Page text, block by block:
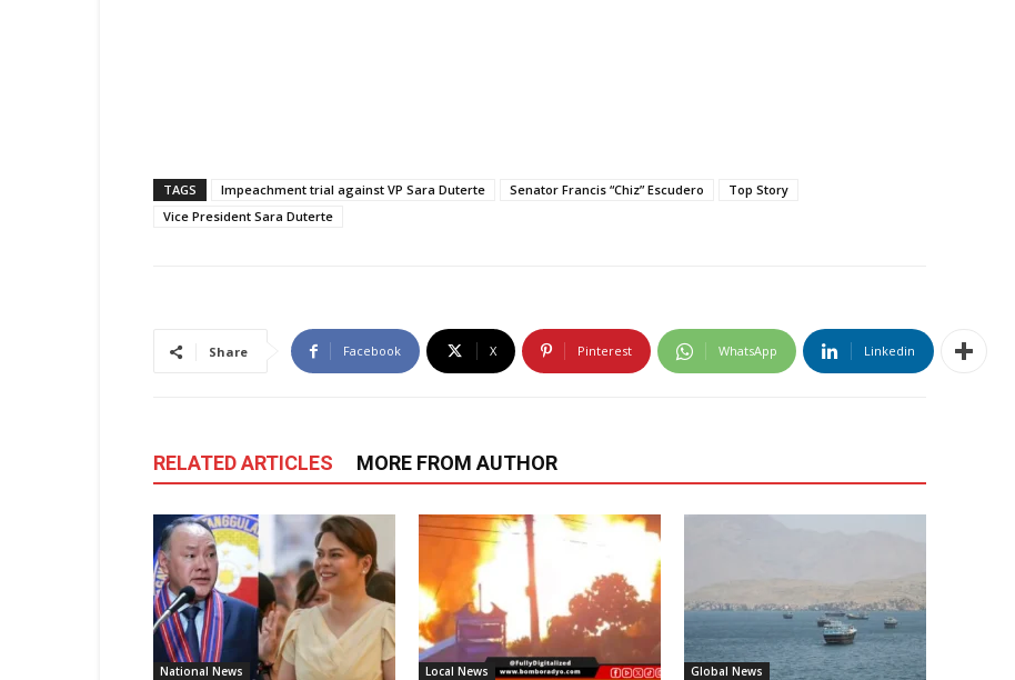
TAGS Impeachment trial against VP Sara Duterte Senator Francis “Chiz” Escudero
Top Story
Vice President Sara Duterte
Share Facebook X Pinterest WhatsApp Linkedin
RELATED ARTICLES MORE FROM AUTHOR
National News Local News Global News